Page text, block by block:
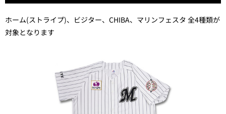
ホーム(ストライプ)、ビジター、CHIBA、マリンフェスタ 全4種類が
対象となります